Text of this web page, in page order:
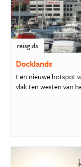
reisgids
Docklands
Een nieuwe hotspot
vlak ten westen van